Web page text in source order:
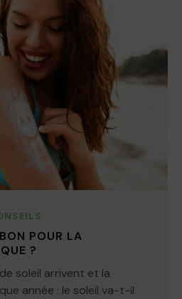
POUR LA
?
soleil arrivent et la
année : le soleil va-t-il